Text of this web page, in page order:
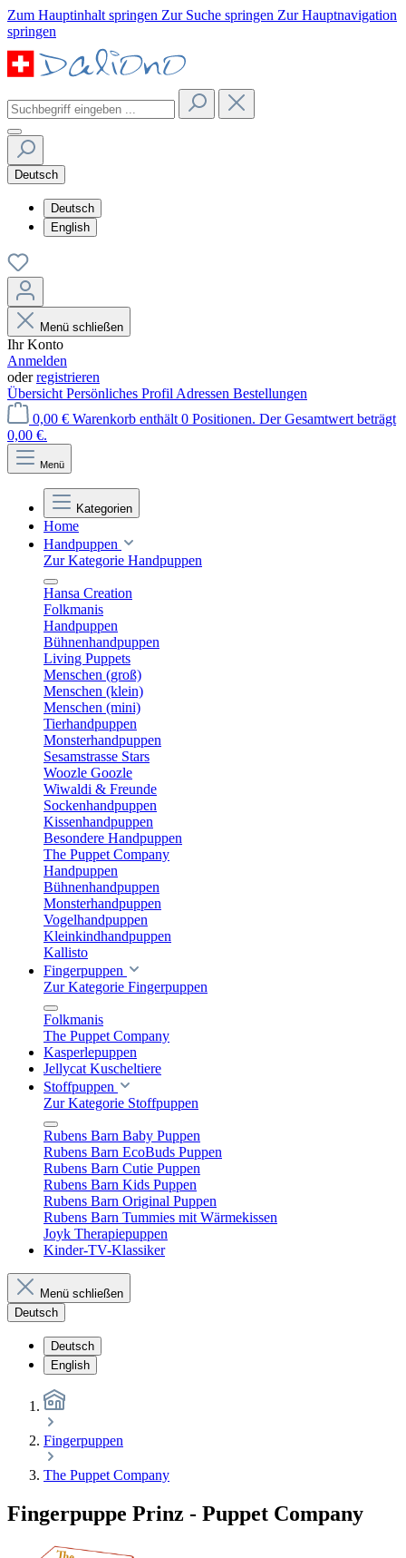
Zum Hauptinhalt springen Zur Suche springen Zur Hauptnavigation
springen
Deutsch
Deutsch
English
Menü schließen
Ihr Konto
Anmelden
oderregistrieren
Übersicht Persönliches Profil Adressen Bestellungen
0,00 € Warenkorb enthält 0 Positionen. Der Gesamtwert beträgt
0,00 €.
Menü
Kategorien
Home
Handpuppen
Zur Kategorie Handpuppen
Hansa Creation
Folkmanis
Handpuppen
Bühnenhandpuppen
Living Puppets
Menschen (groß)
Menschen (klein)
Menschen (mini)
Tierhandpuppen
Monsterhandpuppen
Sesamstrasse Stars
Woozle Goozle
Wiwaldi & Freunde
Sockenhandpuppen
Kissenhandpuppen
Besondere Handpuppen
The Puppet Company
Handpuppen
Bühnenhandpuppen
Monsterhandpuppen
Vogelhandpuppen
Kleinkindhandpuppen
Kallisto
Fingerpuppen
Zur Kategorie Fingerpuppen
Folkmanis
The Puppet Company
Kasperlepuppen
Jellycat Kuscheltiere
Stoffpuppen
Zur Kategorie Stoffpuppen
Rubens Barn Baby Puppen
Rubens Barn EcoBuds Puppen
Rubens Barn Cutie Puppen
Rubens Barn Kids Puppen
Rubens Barn Original Puppen
Rubens Barn Tummies mit Wärmekissen
Joyk Therapiepuppen
Kinder-TV-Klassiker
Menü schließen
Deutsch
Deutsch
English
Fingerpuppen
The Puppet Company
Fingerpuppe Prinz - Puppet Company